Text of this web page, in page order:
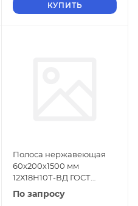
КУПИТЬ
Полоса нержавеющая
60х200х1500 мм
12Х18Н10Т-ВД ГОСТ
18968-73
По запросу